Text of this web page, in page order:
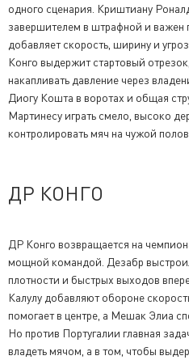
одного сценария. Криштиану
завершителем в штрафной и важен
добавляет скорость, ширину и
Конго выдержит стартовый
накапливать давление через
Диогу Кошта в воротах и общая
Мартинесу играть смело, высоко
контролировать мяч на чужой
ДР КОНГО
ДР Конго возвращается на
мощной командой. Дезабр
плотности и быстрых выходов
Калулу добавляют обороне
помогает в центре, а Мешак Элиа
Но против Португалии главная
владеть мячом, а в том, чтобы